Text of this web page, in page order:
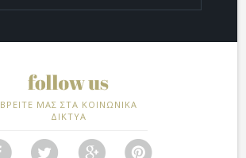
ΒΡΕΙΤΕ ΜΑΣ ΣΤΑ ΚΟΙΝΩΝΙΚΑ
ΔΙΚΤΥΑ